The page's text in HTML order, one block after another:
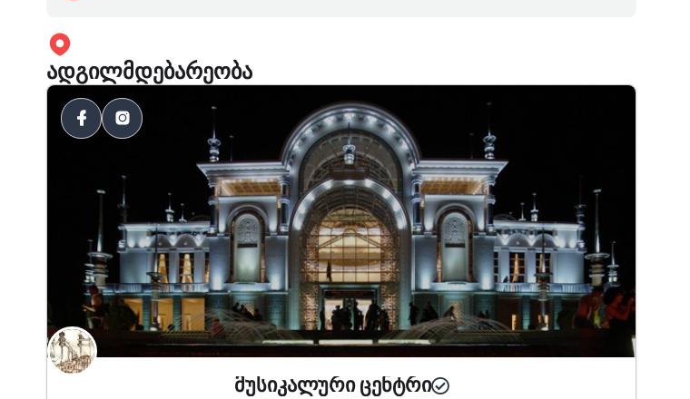
ადგილმდებარეობა
მუსიკალური ცენტრი